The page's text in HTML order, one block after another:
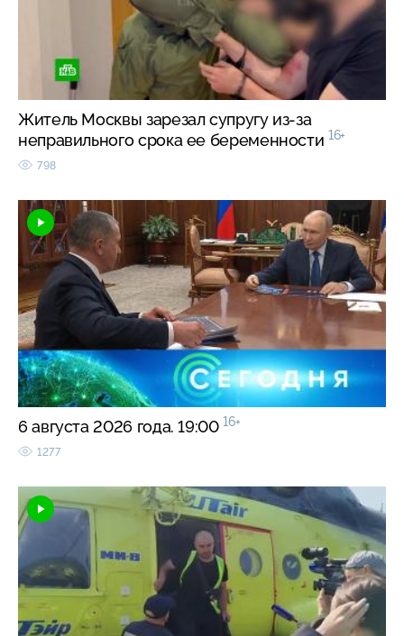
Житель Москвы зарезал супругу из-за
неправильного срока ее беременности 16+
798
6 августа 2026 года. 19:00 16+
1277